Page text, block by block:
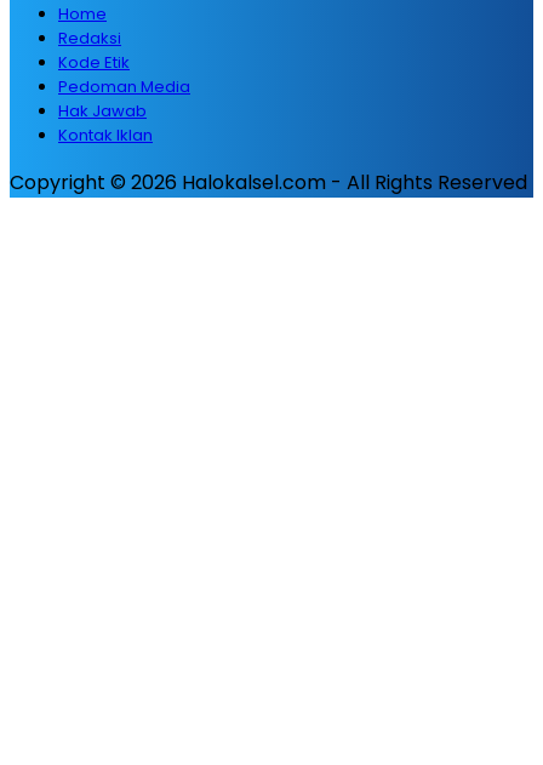
Home
Redaksi
Kode Etik
Pedoman Media
Hak Jawab
Kontak Iklan
Copyright © 2026 Halokalsel.com - All Rights Reserved